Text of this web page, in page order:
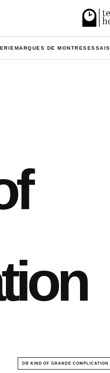
MARQUES DE MONTRESESSAIS
DB KIND OF GRANDE COMPLICATION